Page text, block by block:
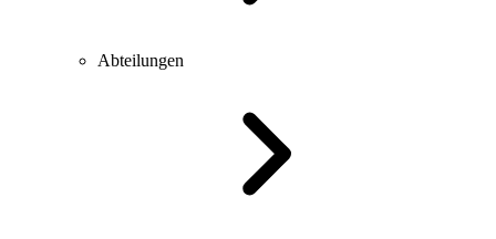
Abteilungen